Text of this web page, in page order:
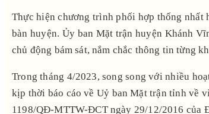
Thực hiện chương trình phối hợp thống
bàn huyện. Ủy ban Mặt trận huyện Khánh
chủ động bám sát, nắm chắc thông tin từng
Trong tháng 4/2023, song song với nhiều
kịp thời báo cáo về Uỷ ban Mặt trận tỉnh về
1198/QĐ-MTTW-ĐCT ngày 29/12/2016 của